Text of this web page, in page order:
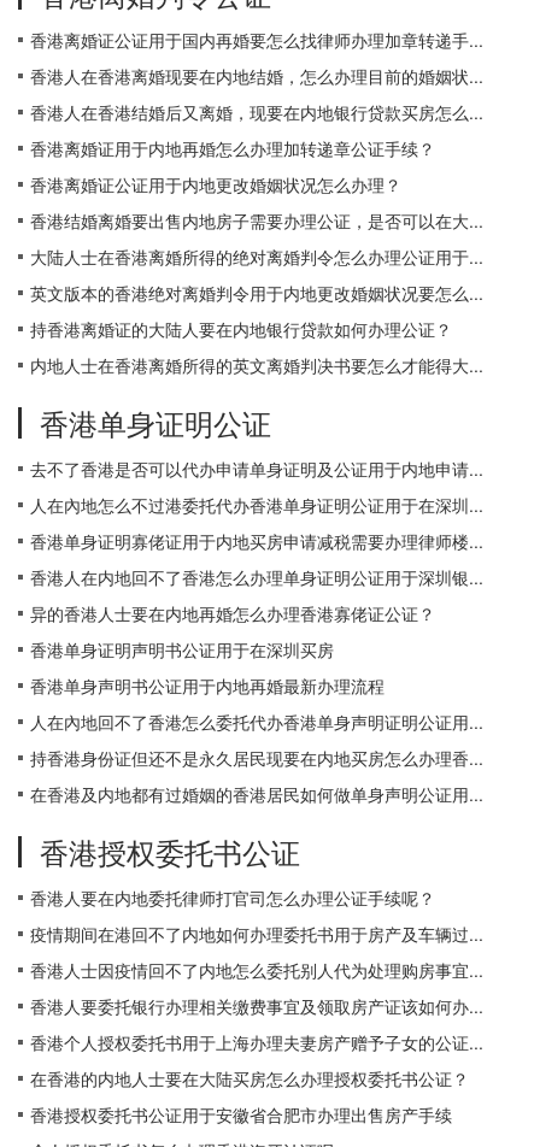
香港离婚证公证用于国内再婚要怎么找律师办理加章转递手...
香港人在香港离婚现要在内地结婚，怎么办理目前的婚姻状...
香港人在香港结婚后又离婚，现要在内地银行贷款买房怎么...
香港离婚证用于内地再婚怎么办理加转递章公证手续？
香港离婚证公证用于内地更改婚姻状况怎么办理？
香港结婚离婚要出售内地房子需要办理公证，是否可以在大...
大陆人士在香港离婚所得的绝对离婚判令怎么办理公证用于...
英文版本的香港绝对离婚判令用于内地更改婚姻状况要怎么...
持香港离婚证的大陆人要在内地银行贷款如何办理公证？
内地人士在香港离婚所得的英文离婚判决书要怎么才能得大...
香港单身证明公证
去不了香港是否可以代办申请单身证明及公证用于内地申请...
人在內地怎么不过港委托代办香港单身证明公证用于在深圳...
香港单身证明寡佬证用于内地买房申请减税需要办理律师楼...
香港人在内地回不了香港怎么办理单身证明公证用于深圳银...
异的香港人士要在内地再婚怎么办理香港寡佬证公证？
香港单身证明声明书公证用于在深圳买房
香港单身声明书公证用于内地再婚最新办理流程
人在內地回不了香港怎么委托代办香港单身声明证明公证用...
持香港身份证但还不是永久居民现要在内地买房怎么办理香...
在香港及内地都有过婚姻的香港居民如何做单身声明公证用...
香港授权委托书公证
香港人要在内地委托律师打官司怎么办理公证手续呢？
疫情期间在港回不了内地如何办理委托书用于房产及车辆过...
香港人士因疫情回不了内地怎么委托别人代为处理购房事宜...
香港人要委托银行办理相关缴费事宜及领取房产证该如何办...
香港个人授权委托书用于上海办理夫妻房产赠予子女的公证...
在香港的内地人士要在大陆买房怎么办理授权委托书公证？
香港授权委托书公证用于安徽省合肥市办理出售房产手续